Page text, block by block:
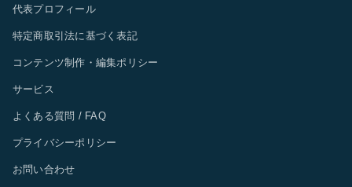
代表プロフィール
特定商取引法に基づく表記
コンテンツ制作・編集ポリシー
サービス
よくある質問 / FAQ
プライバシーポリシー
お問い合わせ